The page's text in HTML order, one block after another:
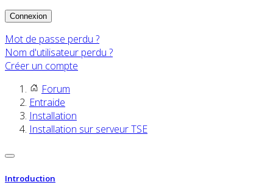
Connexion
Mot de passe perdu ?
Nom d'utilisateur perdu ?
Créer un compte
Forum
Entraide
Installation
Installation sur serveur TSE
Introduction